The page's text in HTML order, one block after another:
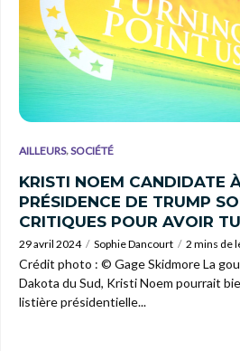
AILLEURS,SOCIÉTÉ
KRISTI NOEM CANDIDATE
PRÉSIDENCE DE TRUMP
CRITIQUES POUR AVOIR
29 avril 2024 Sophie Dancourt 2 mins de
Crédit photo : © Gage Skidmore La
Dakota du Sud, Kristi Noem pourrait
listière présidentielle...